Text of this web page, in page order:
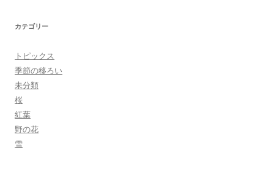
カテゴリー
トピックス
季節の移ろい
未分類
桜
紅葉
野の花
雪